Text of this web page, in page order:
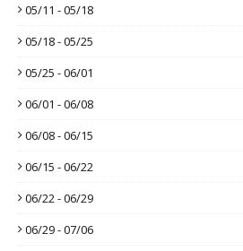
05/11 - 05/18
05/18 - 05/25
05/25 - 06/01
06/01 - 06/08
06/08 - 06/15
06/15 - 06/22
06/22 - 06/29
06/29 - 07/06